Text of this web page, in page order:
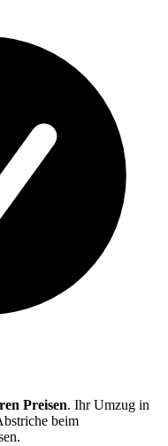
Preisen. Ihr Umzug in
beim